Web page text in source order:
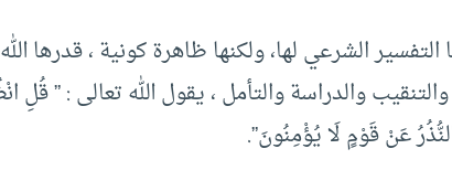
الشرعي لها، ولكنها ظاهرة كونية ، قدرها
والدراسة والتأمل ، يقول الله تعالى : ” قُلِ
عَنْ قَوْمٍ لَا يُؤْمِنُونَ”.